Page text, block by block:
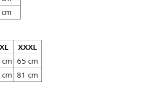
XXXL
65 cm
81 cm